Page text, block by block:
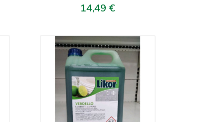
Prezzo
14,49 €